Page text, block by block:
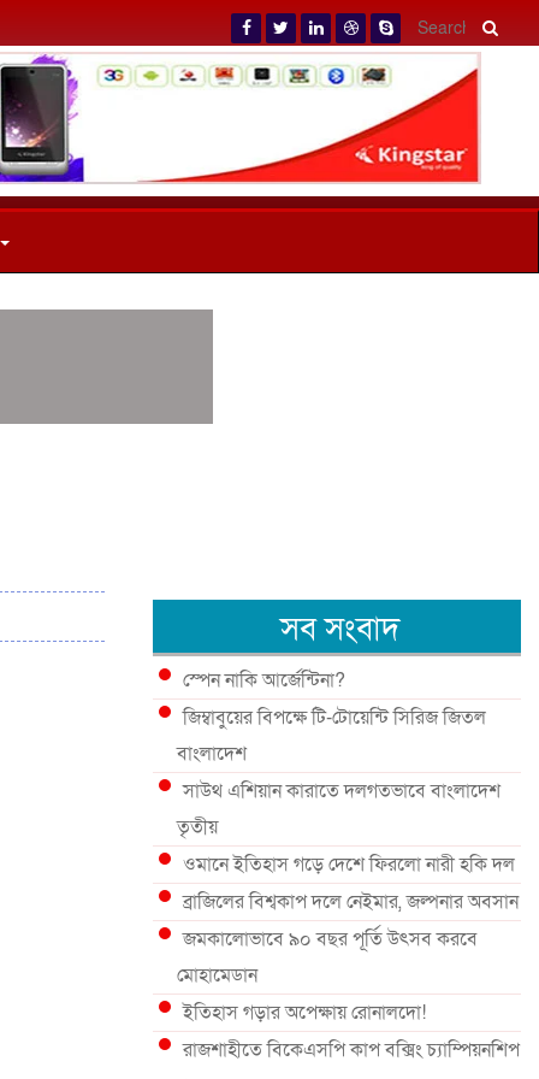
সব সংবাদ
স্পেন নাকি আর্জেন্টিনা?
জিম্বাবুয়ের বিপক্ষে টি-টোয়েন্টি সিরিজ জিতল
বাংলাদেশ
সাউথ এশিয়ান কারাতে দলগতভাবে বাংলাদেশ
তৃতীয়
ওমানে ইতিহাস গড়ে দেশে ফিরলো নারী হকি দল
ব্রাজিলের বিশ্বকাপ দলে নেইমার, জল্পনার অবসান
জমকালোভাবে ৯০ বছর পূর্তি উৎসব করবে
মোহামেডান
ইতিহাস গড়ার অপেক্ষায় রোনালদো!
রাজশাহীতে বিকেএসপি কাপ বক্সিং চ্যাম্পিয়নশিপ